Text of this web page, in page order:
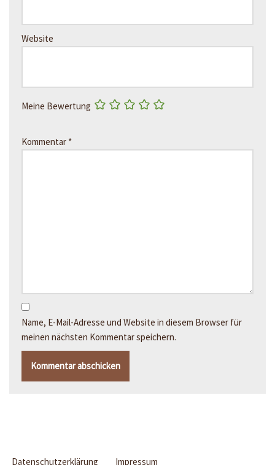
Website
Meine Bewertung
Kommentar *
Name, E-Mail-Adresse und Website in diesem Browser für
meinen nächsten Kommentar speichern.
Datenschutzerklärung Impressum